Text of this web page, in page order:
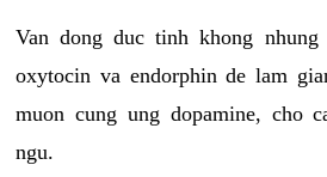
Van dong duc tinh khong
oxytocin va endorphin de lam
muon cung ung dopamine, cho
ngu.